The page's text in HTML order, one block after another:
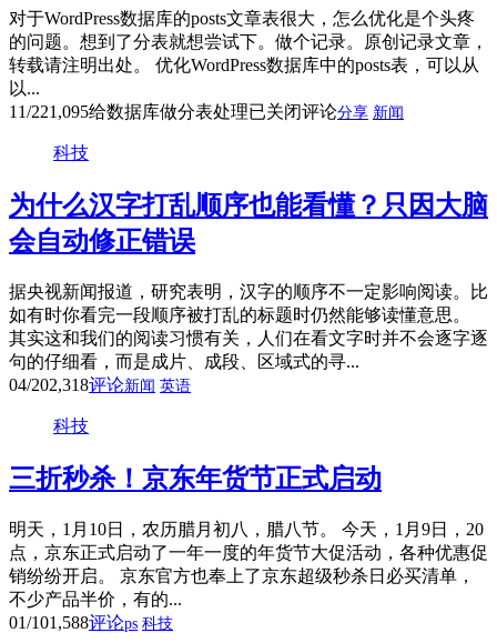
对于WordPress数据库的posts文章表很大，怎么优化是个头疼
的问题。想到了分表就想尝试下。做个记录。原创记录文章，
转载请注明出处。 优化WordPress数据库中的posts表，可以从
以...
11/221,095给数据库做分表处理已关闭评论分享 新闻
科技
为什么汉字打乱顺序也能看懂？只因大脑
会自动修正错误
据央视新闻报道，研究表明，汉字的顺序不一定影响阅读。比
如有时你看完一段顺序被打乱的标题时仍然能够读懂意思。
其实这和我们的阅读习惯有关，人们在看文字时并不会逐字逐
句的仔细看，而是成片、成段、区域式的寻...
04/202,318评论新闻 英语
科技
三折秒杀！京东年货节正式启动
明天，1月10日，农历腊月初八，腊八节。 今天，1月9日，20
点，京东正式启动了一年一度的年货节大促活动，各种优惠促
销纷纷开启。 京东官方也奉上了京东超级秒杀日必买清单，
不少产品半价，有的...
01/101,588评论ps 科技